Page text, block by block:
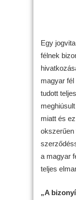
Egy
félnek
magyar
tudott
miatt és
okszerűen
a magyar
teljes
„A